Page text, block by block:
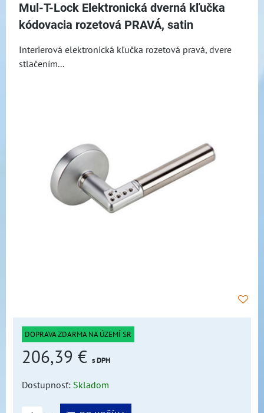
Mul-T-Lock Elektronická dverná kľučka
kódovacia rozetová PRAVÁ, satin
Interierová elektronická kľučka rozetová pravá, dvere
stlačením...
DOPRAVA ZDARMA NA ÚZEMÍ SR
206,39 € s DPH
Dostupnosť: Skladom